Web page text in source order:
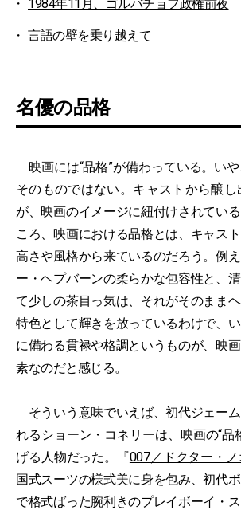
1984年11月、ゴルバチョフ政権前夜
言語の壁を乗り越えて
名優の品格
映画には“品格”が備わっている。い
そのものではない。キャストから醸
が、映画のイメージに紐付けされてい
ころ、映画における品格とは、キャス
高さや風格から来ているのだろう。例
ー・ヘプバーンの柔らかな包容性と、
て少しの茶目っ気は、それがそのまま
特色として輝きを放っているわけで、
に備わる貫禄や格調というものが、映
素なのだと感じる。
そういう意味でいえば、初代ジェー
れるショーン・コネリーは、映画の“品
げる人物だった。『007／ドクター・ノ
国式スーツの様式美に身を包み、初代
で格式ばった腕利きのプレイボーイ・